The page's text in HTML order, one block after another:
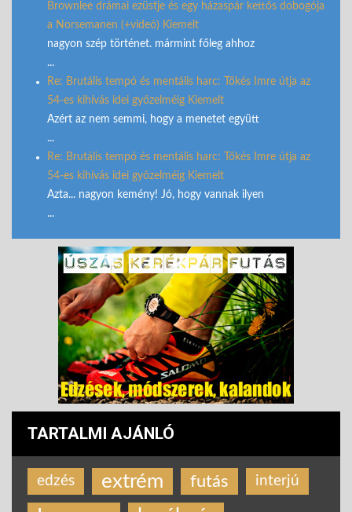
Brownlee drámai ezüstje és egy házaspár kettős dobogója
a Norsemanen (+videó) Kiemelt
nagyon szép történet. mármint főleg ahhoz
...
Re: Brutális tempó és mentális harc: Tőkés Imre útja az
54-es kihívás idei győzelméig Kiemelt
Azért az nem semmi, hogy a menetet együtt
...
Re: Brutális tempó és mentális harc: Tőkés Imre útja az
54-es kihívás idei győzelméig Kiemelt
Azta... nagyon kemény! Jó, hogy vannak ilyen
...
TARTALMI AJÁNLÓ
edzés extrém futás interjú